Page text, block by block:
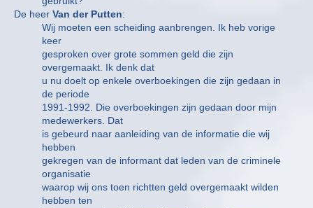
De heer Van der Putten:
Wij moeten een scheiding aanbrengen. Ik heb vorige
keer
gesproken over grote sommen geld die zijn
overgemaakt. Ik denk dat
u nu doelt op enkele overboekingen die zijn gedaan in
de periode
1991-1992. Die overboekingen zijn gedaan door mijn
medewerkers. Dat
is gebeurd naar aanleiding van de informatie die wij
hebben
gekregen van de informant dat leden van de criminele
organisatie
waarop wij ons toen richtten geld overgemaakt wilden
hebben ten